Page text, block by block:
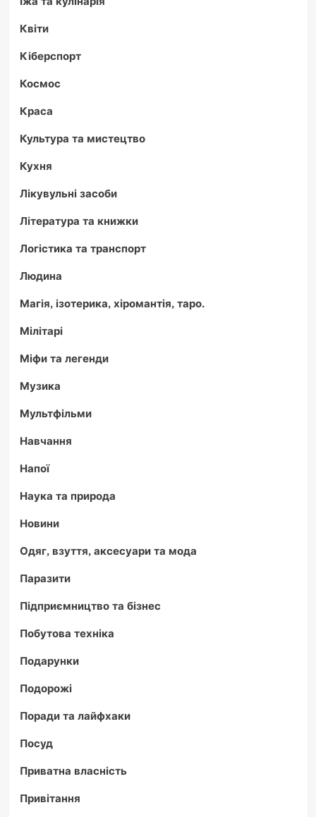
Квіти
Кіберспорт
Космос
Краса
Культура та мистецтво
Кухня
Лікувульні засоби
Література та книжки
Логістика та транспорт
Людина
Магія, ізотерика, хіромантія, таро.
Мілітарі
Міфи та легенди
Музика
Мультфільми
Навчання
Напої
Наука та природа
Новини
Одяг, взуття, аксесуари та мода
Паразити
Підприємництво та бізнес
Побутова техніка
Подарунки
Подорожі
Поради та лайфхаки
Посуд
Приватна власність
Привітання